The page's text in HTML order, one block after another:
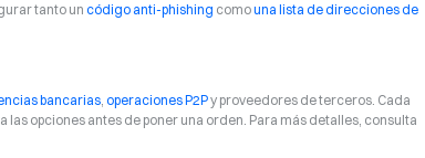
tanto uncódigo anti-phishing comouna lista de direcciones de
bancarias, operaciones P2Py proveedores de terceros. Cada
opciones antes de poner una orden. Para más detalles, consulta